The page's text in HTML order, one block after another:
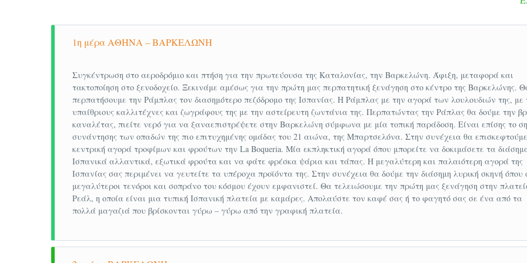
Στα βορειοανατολικά σύνορα Ισπανίας – Γαλλίας, στην κορυφή της Ιβηρικής Χερσονήσου, εκεί
τέσσερις ποταμοί κάνουν το δικό τους meeting , δεσπόζει η μεγαλύτερη πόλη της Βόρειας
η Τζιρόνα. Ένα μικρό διαμάντι κρυμμένο από τη σκιά της Βαρκελώνης.
Γεμάτη γοτθικά κτίρια και στενά, στα οποία μπορείς να χαθείς για λίγα λεπτά, καθώς ο χρόνος
μεταφέρει πίσω στις εποχές της μεσαιωνικής ακμής της, εκεί που κάποτε περπατούσαν
Φοίνικες, Εβραίοι, Άραβες κ.α. . Είναι αξιοσημείωτο ότι το πανεπιστήμιο της πόλης βρίσκεται σε
περίοπτη θέση μέσα στα τείχη της πόλης, κυρίαρχο κομμάτι του ιστορικού πλούτου της.
Φιγκέρες
Μπράβα προβάλει η πόλη Φιγκέρες με πληθυσμό 43.330 κάτοικους η οποία έγινε γνωστή
1η μέρα ΑΘΗΝΑ – ΒΑΡΚΕΛΩΝΗ
Συγκέντρωση στο αεροδρόμιο και πτήση για την πρωτεύουσα της Καταλονίας, την Βαρκελώνη. Άφιξη, μεταφορά και
τακτοποίηση στο ξενοδοχείο. Ξεκινάμε αμέσως για την πρώτη μας περπατητική ξενάγηση στο κέντρο της Βαρκελώνης.
περπατήσουμε την Ράμπλας τον διασημότερο πεζόδρομο της Ισπανίας. Η Ράμπλας με την αγορά των λουλουδιών της, με
υπαίθριους καλλιτέχνες και ζωγράφους της με την αστείρευτη ζωντάνια της. Περπατώντας την Ράπλας θα δούμε την
καναλέτας, πιείτε νερό για να ξαναεπιστρέψετε στην Βαρκελώνη σύμφωνα με μία τοπική παράδοση. Είναι επίσης το
συνάντησης των οπαδών της πιο επιτυχημένης ομάδας του 21 αιώνα, της Μπαρτσελόνα. Στην συνέχεια θα
κεντρική αγορά τροφίμων και φρούτων την La Boqueria. Μία εκπληκτική αγορά όπου μπορείτε να δοκιμάσετε τα
Ισπανικά αλλαντικά, εξωτικά φρούτα και να φάτε φρέσκα ψάρια και τάπας. Η μεγαλύτερη και παλαιότερη αγορά της
Ισπανίας σας περιμένει να γευτείτε τα υπέροχα προϊόντα της. Στην συνέχεια θα δούμε την διάσημη λυρική σκηνή όπου
μεγαλύτεροι τενόροι και σοπράνο του κόσμου έχουν εμφανιστεί. Θα τελειώσουμε την πρώτη μας ξενάγηση στην
Ρεάλ, η οποία είναι μια τυπική Ισπανική πλατεία με καμάρες. Απολαύστε τον καφέ σας ή το φαγητό σας σε ένα από τα
πολλά μαγαζιά που βρίσκονται γύρω – γύρω από την γραφική πλατεία.